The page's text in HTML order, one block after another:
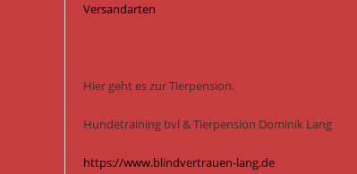
Versandarten
Hier geht es zur Tierpension.
Hundetraining bvl & Tierpension Dominik Lang
https://www.blindvertrauen-lang.de